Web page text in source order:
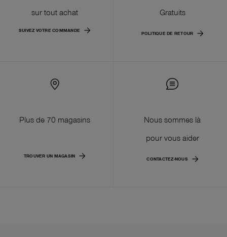
sur tout achat
SUIVEZ VOTRE COMMANDE
Gratuits
POLITIQUE DE RETOUR
Plus de 70 magasins
TROUVER UN MAGASIN
Nous sommes là
pour vous aider
CONTACTEZ-NOUS